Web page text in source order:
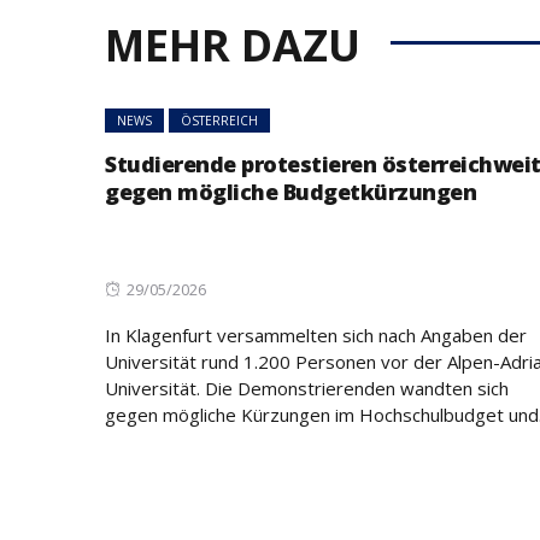
MEHR DAZU
NEWS ÖSTERREICH
Studierende protestieren österreichweit
gegen mögliche Budgetkürzungen
Posted
29/05/2026
In Klagenfurt versammelten sich nach Angaben der
Universität rund 1.200 Personen vor der Alpen-
Universität. Die Demonstrierenden wandten sich
gegen mögliche Kürzungen im Hochschulbudget
45 Prozent
Rückläufiger